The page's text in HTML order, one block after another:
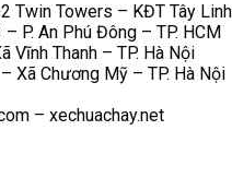
Twin Towers – KĐT Tây
P. An Phú Đông – TP. HCM
Vĩnh Thanh – TP. Hà Nội
Xã Chương Mỹ – TP. Hà Nội
– xechuachay.net